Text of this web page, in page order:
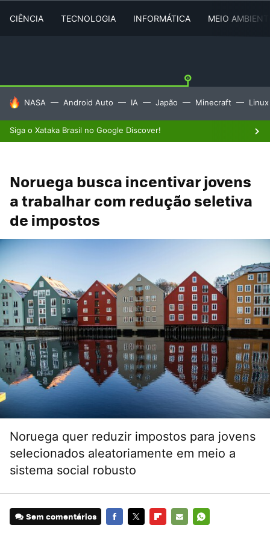
CIÊNCIA TECNOLOGIA INFORMÁTICA MEIO
TENDÊNCIAS DO DIA
NASA Android Auto IA Japão Minecraft Linux
Siga o Xataka Brasil no Google Discover!
Noruega busca incentivar jovens
a trabalhar com redução seletiva
de impostos
Noruega quer reduzir impostos para jovens
selecionados aleatoriamente em meio a
sistema social robusto
Sem comentários